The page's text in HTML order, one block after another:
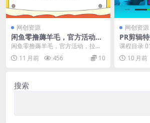
网创资源
闲鱼零撸薅羊毛，官方活动，
拉人进群0.6-1.2元一个，进群
闲鱼零撸薅羊毛，官方活动，拉人
进群0.6-1.2元一个，进群就给。 今
天分享的是...
11 月前 456 10
网创资源
PR剪辑
a调色
课程目录
orista换个
色方...10 月前
搜索